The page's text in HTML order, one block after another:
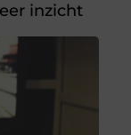
inzicht